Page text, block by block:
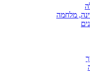
מלחמה